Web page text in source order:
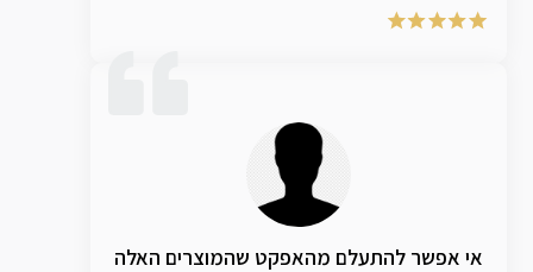
אי אפשר להתעלם מהאפקט שהמוצרים האלה